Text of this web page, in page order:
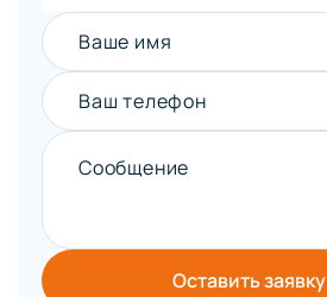
Ваше имя
Ваш телефон
Сообщение
Оставить заявку